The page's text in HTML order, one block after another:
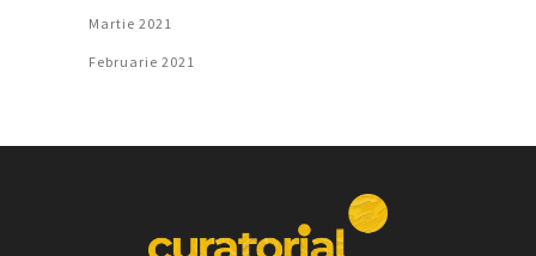
Martie 2021
Februarie 2021